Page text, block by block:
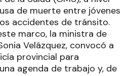
de muerte entre jóvenes
accidentes de tránsito.
marco, la ministra de
Velázquez, convocó a
provincial para
agenda de trabajo y, de